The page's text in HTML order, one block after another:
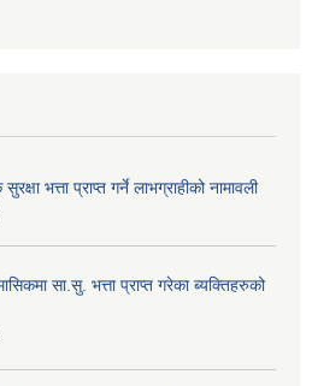
भत्ता प्राप्त गर्ने लाभग्राहीको नामावली
सा.सु. भत्ता प्राप्त गरेका ब्यक्तिहरुको